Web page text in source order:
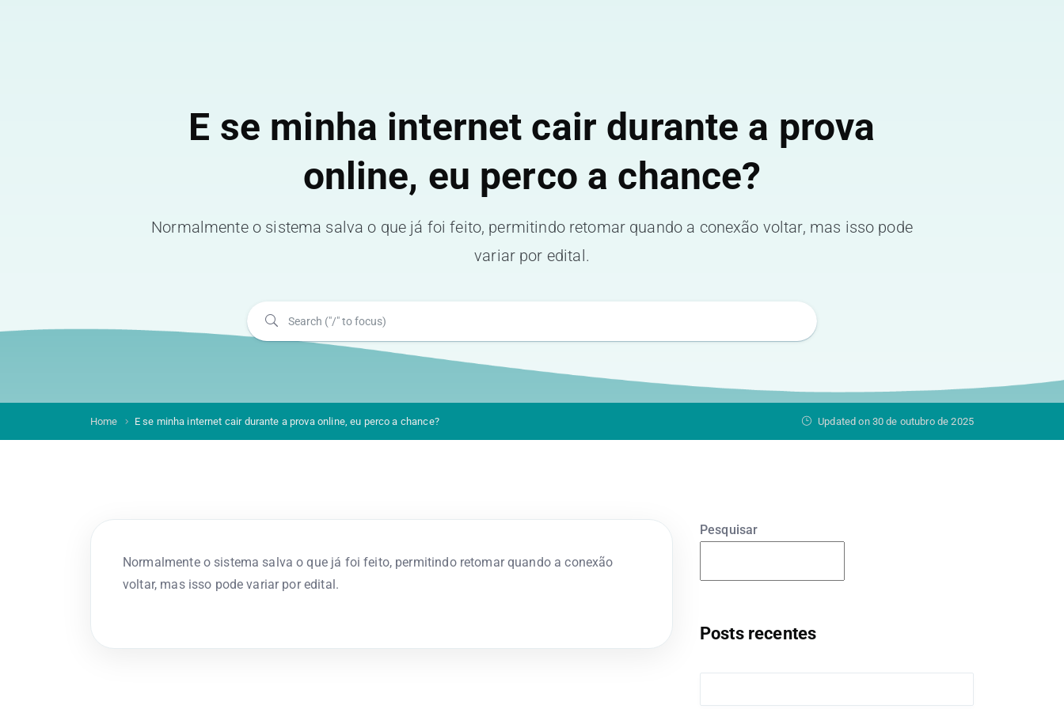
E se minha internet cair durante a prova
online, eu perco a chance?
Normalmente o sistema salva o que já foi feito, permitindo retomar quando a conexão voltar, mas isso pode
variar por edital.
Home E se minha internet cair durante a prova online, eu perco a chance? Updated on 30 de outubro de 2025
Normalmente o sistema salva o que já foi feito, permitindo retomar quando a conexão
voltar, mas isso pode variar por edital.
Pesquisar
Posts recentes